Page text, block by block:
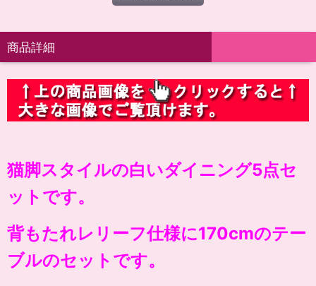
商品詳細
猫脚スタイルの白いダイニング5点セ
ットです。
背もたれレリーフ仕様に170cmのテー
ブルのセットです。